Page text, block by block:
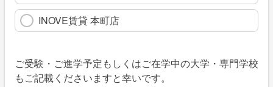
INOVE賃貸 本町店
ご受験・ご進学予定もしくはご在学中の大学・専門学校
もご記載くださいますと幸いです。